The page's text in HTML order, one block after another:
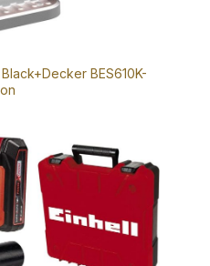
BES610K-